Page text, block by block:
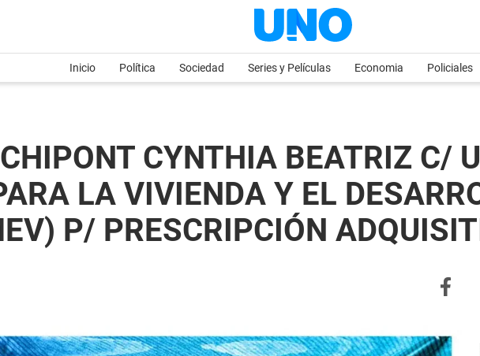
Inicio Política Sociedad Series y Películas Economia Policiales
CYNTHIA BEATRIZ C/
LA VIVIENDA Y EL
P/ PRESCRIPCIÓN